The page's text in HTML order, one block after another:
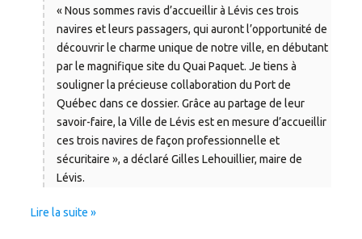
« Nous sommes ravis d’accueillir à Lévis ces trois
navires et leurs passagers, qui auront l’opportunité de
découvrir le charme unique de notre ville, en débutant
par le magnifique site du Quai Paquet. Je tiens à
souligner la précieuse collaboration du Port de
Québec dans ce dossier. Grâce au partage de leur
savoir-faire, la Ville de Lévis est en mesure d’accueillir
ces trois navires de façon professionnelle et
sécuritaire », a déclaré Gilles Lehouillier, maire de
Lévis.
Lire la suite »